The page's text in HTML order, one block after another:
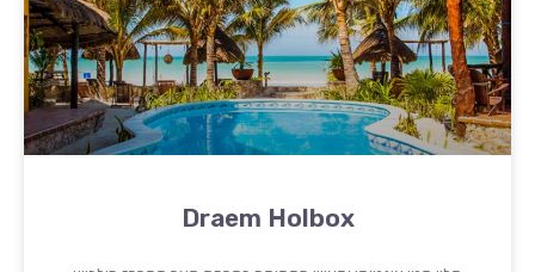
Draem Holbox